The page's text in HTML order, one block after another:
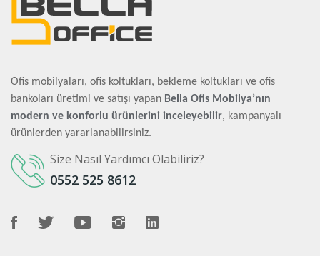
Ofis mobilyaları, ofis koltukları, bekleme koltukları ve ofis
bankoları üretimi ve satışı yapan Bella Ofis Mobilya’nın
modern ve konforlu ürünlerini inceleyebilir, kampanyalı
ürünlerden yararlanabilirsiniz.
Size Nasıl Yardımcı Olabiliriz?
0552 525 8612